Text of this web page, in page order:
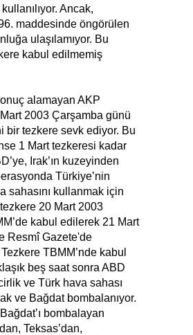
Ancak,
maddesinde öngörülen
ulaşılamıyor. Bu
kabul edilmemiş
alamayan AKP
2003 Çarşamba günü
bir tezkere sevk ediyor. Bu
1 Mart tezkeresi kadar
Irak’ın kuzeyinden
Türkiye’nin
sahasını kullanmak için
20 Mart 2003
kabul edilerek 21 Mart
Resmî Gazete'de
Tezkere TBMM’nde kabul
beş saat sonra ABD
ve Türk hava sahası
ve Bağdat bombalanıyor.
bombalayan
Teksas’dan,